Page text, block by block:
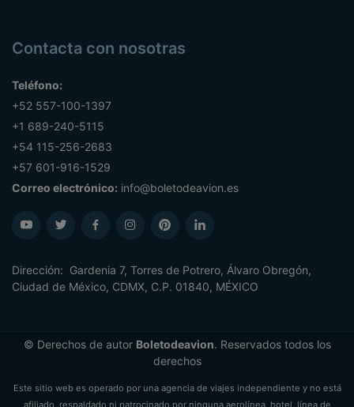
Contacta con nosotras
Teléfono:
+52 557-100-1397
+1 689-240-5115
+54 115-256-2683
+57 601-916-1529
Correo electrónico: info@boletodeavion.es
Dirección: Gardenia 7, Torres de Potrero, Álvaro Obregón,
Ciudad de México, CDMX, C.P. 01840, MÉXICO
© Derechos de autor Boletodeavion. Reservados todos los
derechos
Este sitio web es operado por una agencia de viajes independiente y no está